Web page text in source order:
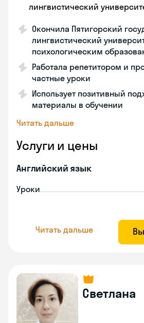
лингвистический
Окончила Пятигорский
лингвистический
психологическим
Работала репетитором и
частные уроки
Использует позитивный
материалы в обучении
Читать дальше
Услуги и цены
Английский язык
Уроки
Читать дальше
Светлана